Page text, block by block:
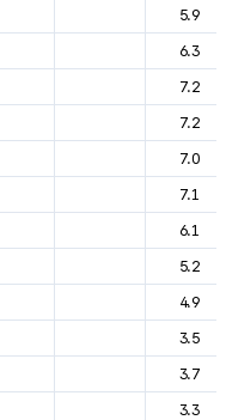
5.9
6.3
7.2
7.2
7.0
7.1
6.1
5.2
4.9
3.5
3.7
3.3